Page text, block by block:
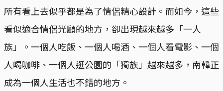
所有看上去似乎都是為了情侶精心設計。而如今，這些
看似適合情侶光顧的地方，卻出現越來越多「一人
族」。一個人吃飯、一個人喝酒、一個人看電影、一個
人喝咖啡、一個人逛公園的「獨族」越來越多，南韓正
成為一個人生活也不錯的地方。